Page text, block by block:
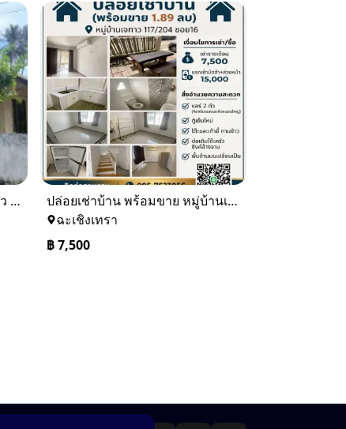
ขายบ้านเดียว 1 ชั้นพื้นที่ 102 ตรว บางละมุง ชลบุรี
ปล่อยเช่าบ้าน พร้อมขาย หมู่บ้านเจทาว ตำบลแสนภูดาษ
ฉะเชิงเทรา
฿7,500